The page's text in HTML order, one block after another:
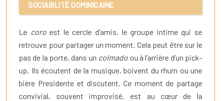
SOCIABILITÉ DOMINICAINE
Le coroest le cercle d’amis, le groupe intime qui se
retrouve pour partager un moment. Cela peut être sur le
pas de la porte, dans un colmado ou à l’arrière d’un pick-
up. Ils écoutent de la musique, boivent du rhum ou une
bière Presidente et discutent. Ce moment de partage
convivial, souvent improvisé, est au cœur de la